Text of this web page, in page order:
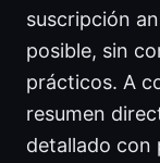
suscripción
posible, sin
prácticos. A
resumen
detallado con